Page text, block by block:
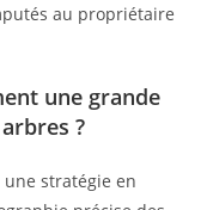
au propriétaire
une grande
?
stratégie en